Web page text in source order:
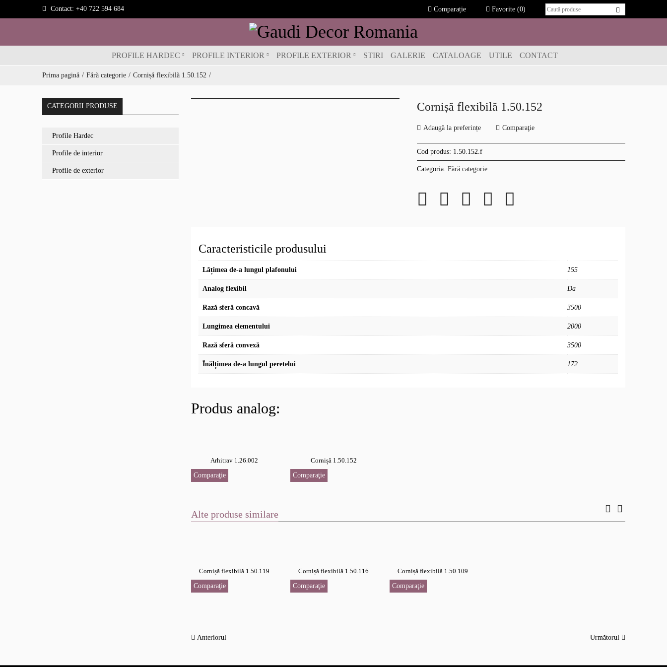
Contact: +40 722 594 684 Comparație Favorite (0)
PROFILE HARDEC PROFILE INTERIOR PROFILE EXTERIOR STIRI GALERIE CATALOAGE UTILE CONTACT
Prima pagină Fără categorie Cornișă flexibilă 1.50.152
Cornișă flexibilă 1.50.152
Adaugă la preferințe Comparaţie
Cod produs: 1.50.152.f
Categoria: Fără categorie
Caracteristicile produsului
Lățimea de-a lungul plafonului 155
Analog flexibil Da
Rază sferă concavă 3500
Lungimea elementului 2000
Rază sferă convexă 3500
Înălțimea de-a lungul peretelui 172
Produs analog:
Arhitrav 1.26.002
Comparaţie
Cornișă 1.50.152
Comparaţie
Alte produse similare
Cornișă flexibilă 1.50.119
Comparaţie
Cornișă flexibilă 1.50.116
Comparaţie
Cornișă flexibilă 1.50.109
Comparaţie
Anteriorul Următorul
CATEGORII PRODUSE
Profile Hardec
Profile de interior
Profile de exterior